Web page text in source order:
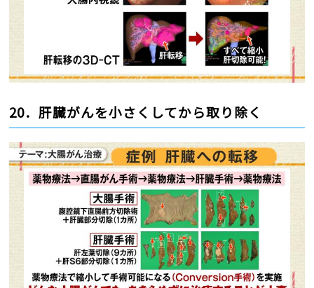
20．肝臓がんを小さくしてから取り除く